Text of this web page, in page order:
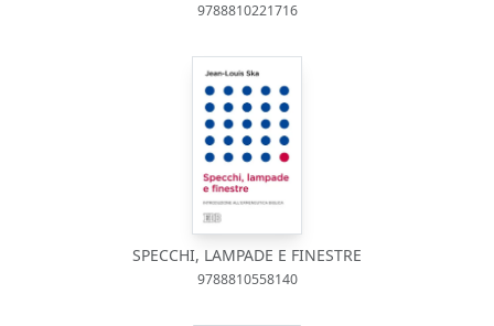
9788810221716
SPECCHI, LAMPADE E FINESTRE
9788810558140